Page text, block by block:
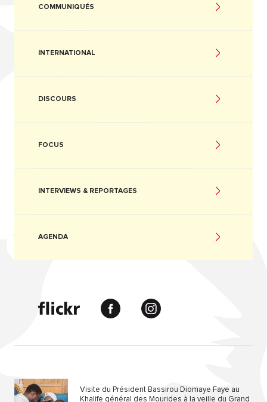
COMMUNIQUÉS
INTERNATIONAL
DISCOURS
FOCUS
INTERVIEWS & REPORTAGES
AGENDA
Visite du Président Bassirou Diomaye Faye au
Khalife général des Mourides à la veille du Grand